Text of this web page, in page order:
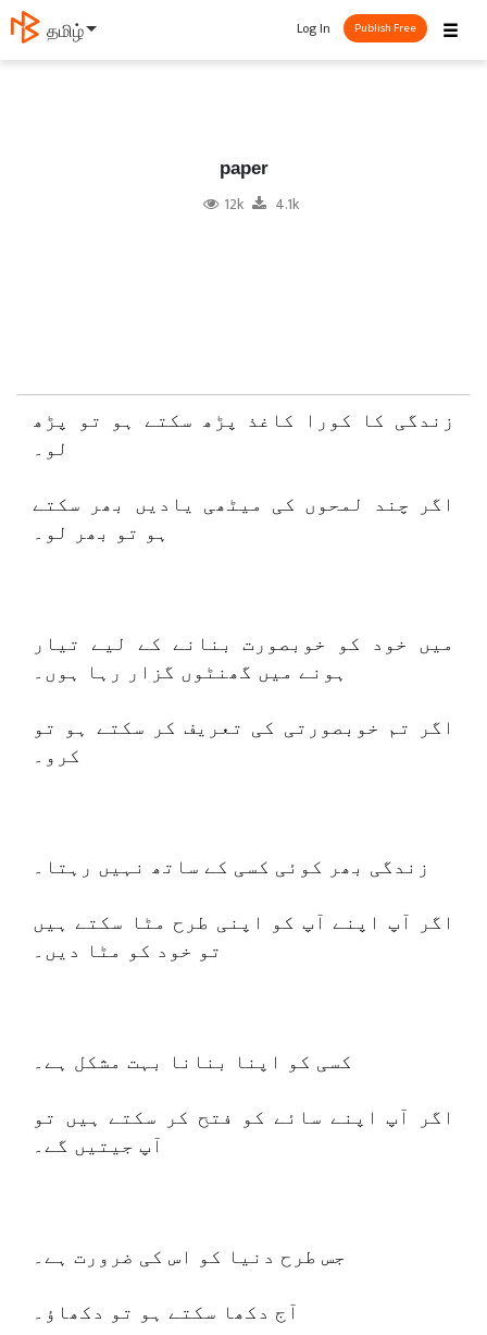
தமிழ் ☰
Log In Publish Free
paper
12k 4.1k
زندگی کا کورا کاغذ پڑھ سکتے ہو تو پڑھ
لو۔
اگر چند لمحوں کی میٹھی یادیں بھر سکتے
ہو تو بھر لو۔
میں خود کو خوبصورت بنانے کے لیے تیار
ہونے میں گھنٹوں گزار رہا ہوں۔
اگر تم خوبصورتی کی تعریف کر سکتے ہو تو
کرو۔
زندگی بھر کوئی کسی کے ساتھ نہیں رہتا۔
اگر آپ اپنے آپ کو اپنی طرح مٹا سکتے ہیں
تو خود کو مٹا دیں۔
کسی کو اپنا بنانا بہت مشکل ہے۔
اگر آپ اپنے سائے کو فتح کر سکتے ہیں تو
آپ جیتیں گے۔
جس طرح دنیا کو اس کی ضرورت ہے۔
آج دکھا سکتے ہو تو دکھاؤ۔